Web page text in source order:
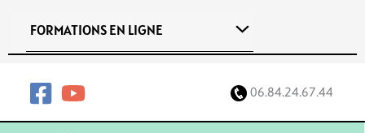
FORMATIONS EN LIGNE
06.84.24.67.44